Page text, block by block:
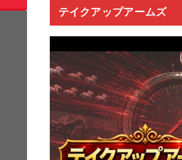
テイクアップアームズ